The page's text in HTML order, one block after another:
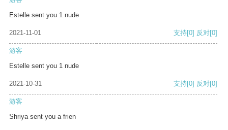
Estelle sent you 1 nude
2021-11-01 支持[0] 反对[0]
游客
Estelle sent you 1 nude
2021-10-31 支持[0] 反对[0]
游客
Shriya sent you a frien